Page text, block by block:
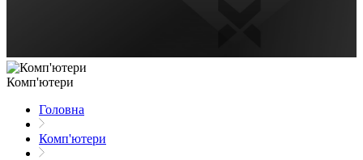
Комп'ютери
Головна
Комп'ютери